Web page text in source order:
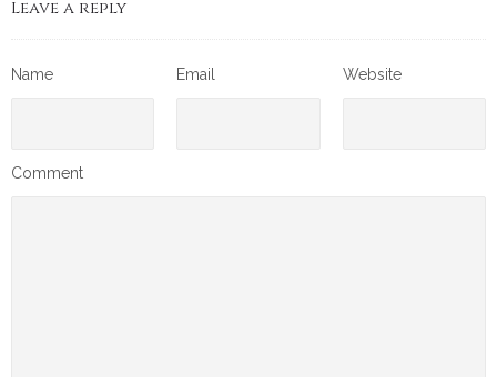
Leave a reply
Name Email Website
Comment